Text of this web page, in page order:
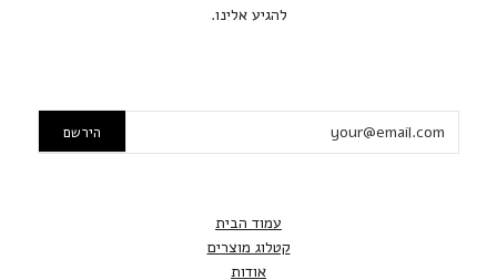
להגיע אלינו.
עמוד הבית
קטלוג מוצרים
אודות